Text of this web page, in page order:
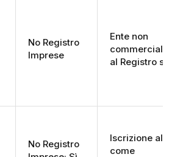
No Registro
Imprese
Ente non
commerciale
al Registro
No Registro
Iscrizione al
come